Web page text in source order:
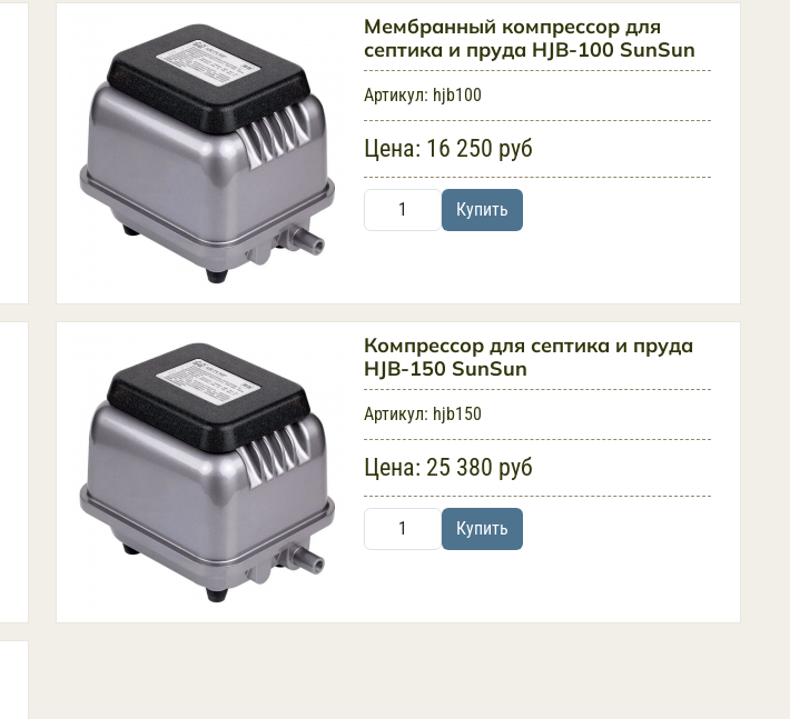
Мембранный компрессор для
септика и пруда HJB-100 SunSun
Артикул: hjb100
Цена: 16 250 руб
Купить
Компрессор для септика и пруда
HJB-150 SunSun
Артикул: hjb150
Цена: 25 380 руб
Купить